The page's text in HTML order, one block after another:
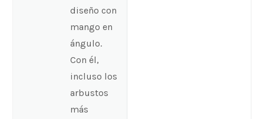
diseño con
mango en
ángulo.
Con él,
incluso los
arbustos
más